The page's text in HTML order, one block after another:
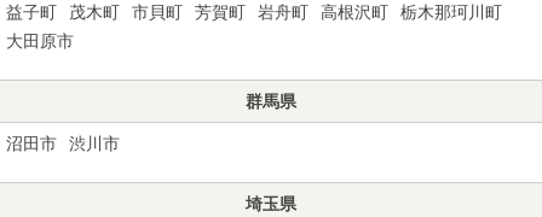
益子町
茂木町 市貝町 芳賀町 岩舟町 高根沢町
栃木那珂川町
大田原市
群馬県
沼田市 渋川市
埼玉県